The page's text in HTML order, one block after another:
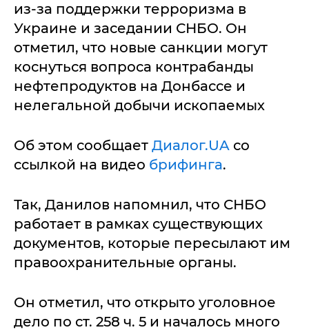
из-за поддержки терроризма в
Украине и заседании СНБО. Он
отметил, что новые санкции могут
коснуться вопроса контрабанды
нефтепродуктов на Донбассе и
нелегальной добычи ископаемых
Об этом сообщает Диалог.UA со
ссылкой на видео брифинга.
Так, Данилов напомнил, что СНБО
работает в рамках существующих
документов, которые пересылают им
правоохранительные органы.
Он отметил, что открыто уголовное
дело по ст. 258 ч. 5 и началось много